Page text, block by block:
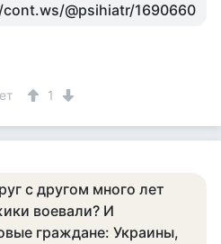
@psihiatr/1690660
1
с другом много лет
воевали? И
граждане: Украины,